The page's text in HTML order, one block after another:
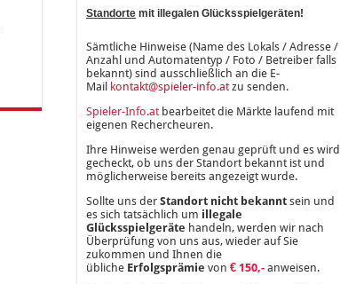
Standorte mit illegalen Glücksspielgeräten!
Sämtliche Hinweise (Name des Lokals / Adresse /
Anzahl und Automatentyp / Foto / Betreiber falls
bekannt) sind ausschließlich an die E-
Mail kontakt@spieler-info.at zu senden.
Spieler-Info.at bearbeitet die Märkte laufend mit
eigenen Rechercheuren.
Ihre Hinweise werden genau geprüft und es wird
gecheckt, ob uns der Standort bekannt ist und
möglicherweise bereits angezeigt wurde.
Sollte uns der Standort nicht bekannt sein und
es sich tatsächlich um illegale
Glücksspielgeräte handeln, werden wir nach
Überprüfung von uns aus, wieder auf Sie
zukommen und Ihnen die
übliche Erfolgsprämie von € 150,- anweisen.